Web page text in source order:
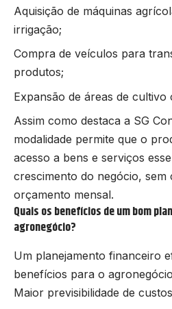
Aquisição de máquinas
irrigação;
Compra de veículos para
produtos;
Expansão de áreas de cultivo
Assim como destaca a SG
modalidade permite que o
acesso a bens e serviços
crescimento do negócio, sem
orçamento mensal.
Quais os benefícios de um bom
agronegócio?
Um planejamento financeiro
benefícios para o
Maior previsibilidade de